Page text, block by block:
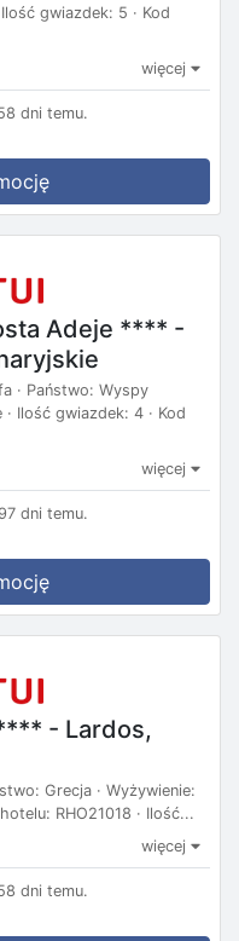
gwiazdek: 5 · Kod
więcej
dni temu.
Adeje **** -
· Państwo: Wyspy
Ilość gwiazdek: 4 · Kod
więcej
dni temu.
- Lardos,
Grecja · Wyżywienie:
RHO21018 · Ilość...
więcej
dni temu.